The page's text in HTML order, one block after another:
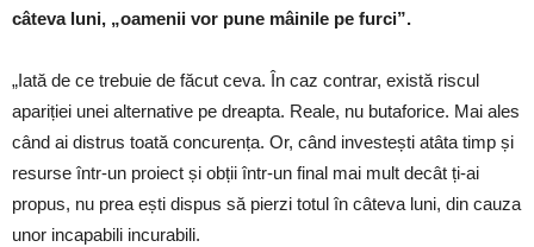
câteva luni, „oamenii vor pune mâinile pe furci”.
„Iată de ce trebuie de făcut ceva. În caz contrar, există riscul
apariției unei alternative pe dreapta. Reale, nu butaforice. Mai ales
când ai distrus toată concurența. Or, când investești atâta timp și
resurse într-un proiect și obții într-un final mai mult decât ți-ai
propus, nu prea ești dispus să pierzi totul în câteva luni, din cauza
unor incapabili incurabili.